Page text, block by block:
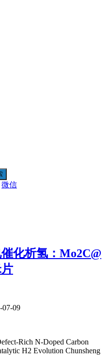
微信
化析氢：Mo2C@
07-09
N‑Doped Carbon
H2 Evolution Chunsheng